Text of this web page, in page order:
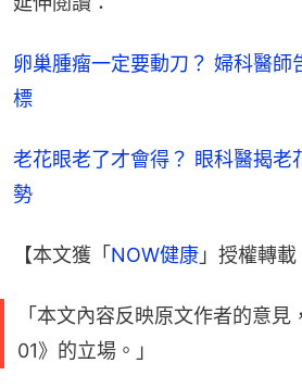
卵巢腫瘤一定要動刀？ 婦科醫師
標
老花眼老了才會得？ 眼科醫揭老
勢
【本文獲「 NOW健康 」授權轉載
「本文內容反映原文作者的意
01》的立場。」